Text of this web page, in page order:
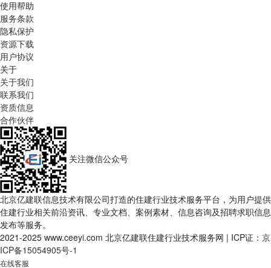
使用帮助
服务条款
隐私保护
资源下载
用户协议
关于
关于我们
联系我们
资质信息
合作伙伴
关注微信公众号
北京亿建联信息技术有限公司打造的住建行业技术服务平台，为用户提供
住建行业相关前沿资讯、专业文档、案例素材、信息咨询及招聘求职信息
发布等服务。
2021-2025 www.ceeyi.com 北京亿建联住建行业技术服务网 | ICP证： 京
ICP备15054905号-1
在线客服